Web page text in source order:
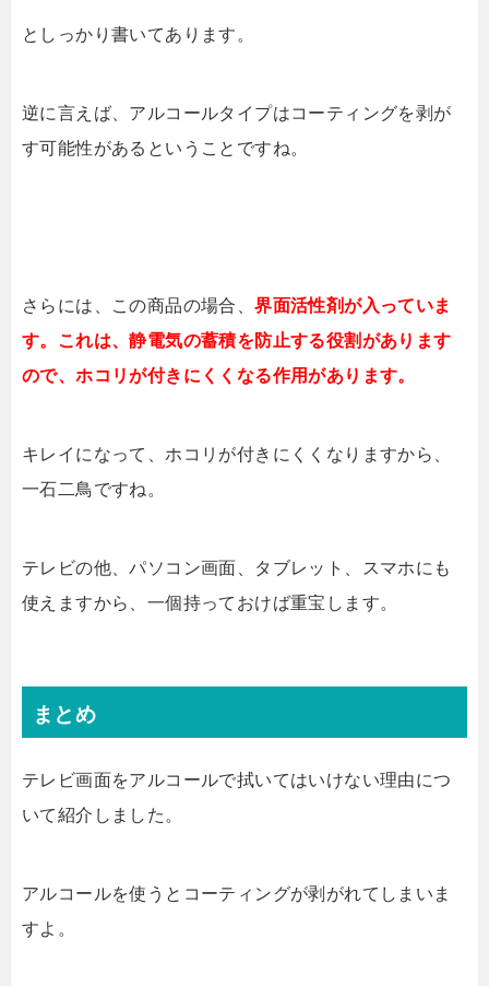
としっかり書いてあります。
逆に言えば、アルコールタイプはコーティングを剥が
す可能性があるということですね。
さらには、この商品の場合、界面活性剤が入っていま
す。これは、静電気の蓄積を防止する役割があります
ので、ホコリが付きにくくなる作用があります。
キレイになって、ホコリが付きにくくなりますから、
一石二鳥ですね。
テレビの他、パソコン画面、タブレット、スマホにも
使えますから、一個持っておけば重宝します。
まとめ
テレビ画面をアルコールで拭いてはいけない理由につ
いて紹介しました。
アルコールを使うとコーティングが剥がれてしまいま
すよ。